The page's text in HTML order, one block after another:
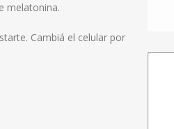
melatonina.
Cambiá el celular por